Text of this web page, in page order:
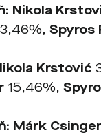
: Nikola
Spyros
Krstović
15,46%,
: Márk Csinger